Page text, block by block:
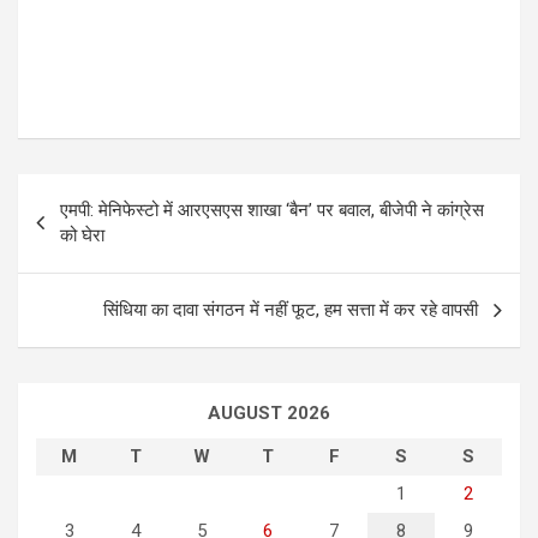
s
n
एमपी: मेनिफेस्टो में आरएसएस शाखा ‘बैन’ पर बवाल, बीजेपी ने कांग्रेस
को घेरा
सिंधिया का दावा संगठन में नहीं फूट, हम सत्ता में कर रहे वापसी
AUGUST 2026
M
T W T F S
S
1
2
3
4 5 6 7 8
9